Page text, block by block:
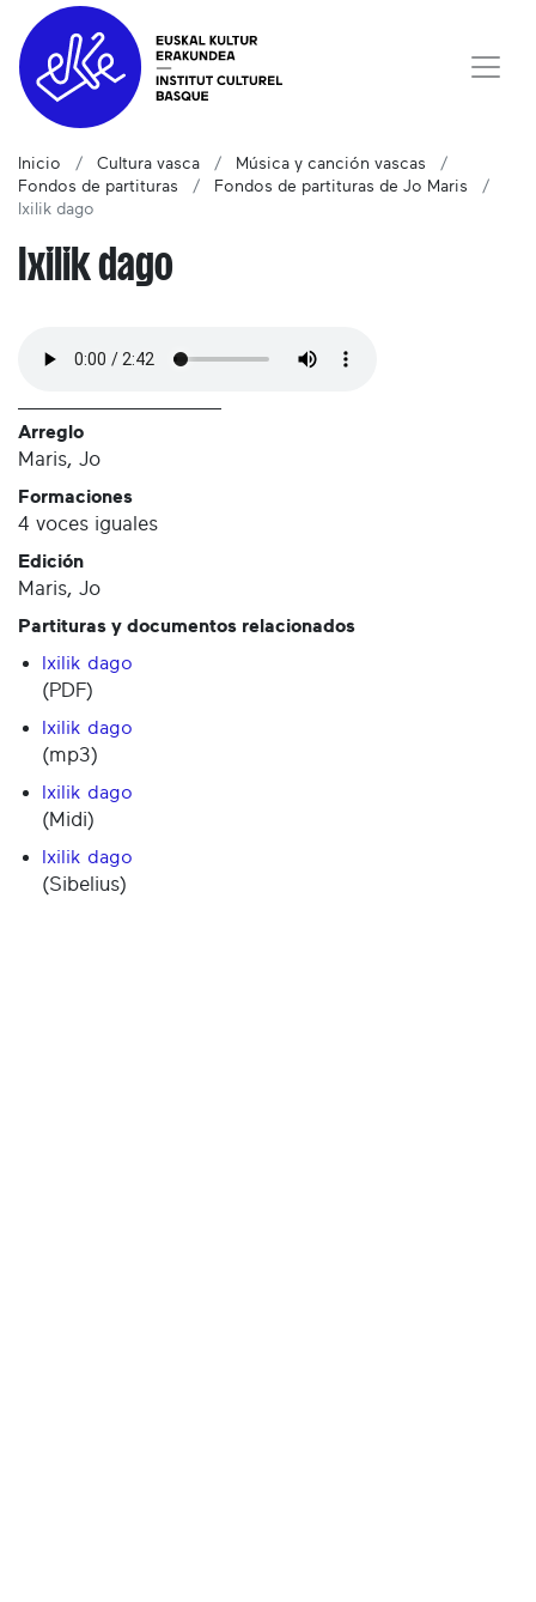
Inicio Cultura vasca
Música y canción vascas
Fondos de partituras
Fondos de partituras de Jo Maris
Ixilik dago
Ixilik dago
Arreglo
Maris, Jo
Formaciones
4 voces iguales
Edición
Maris, Jo
Partituras y documentos relacionados
Ixilik dago
(PDF)
Ixilik dago
(mp3)
Ixilik dago
(Midi)
Ixilik dago
(Sibelius)